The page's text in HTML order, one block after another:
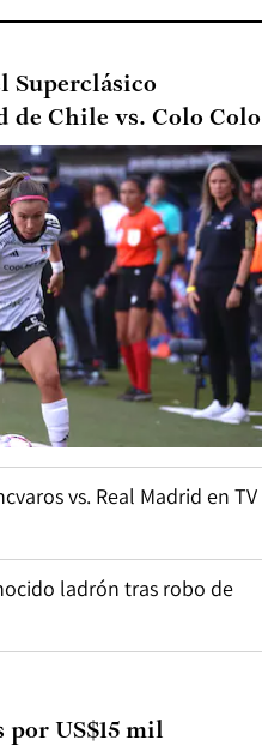
Superclásico
de Chile vs. Colo Colo
vs. Real Madrid en TV
ladrón tras robo de
por US$15 mil